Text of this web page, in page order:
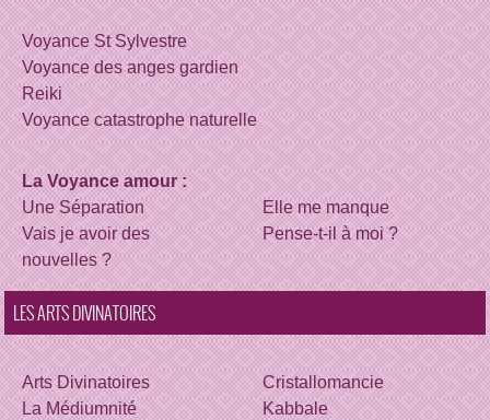
Voyance St Sylvestre
Voyance des anges gardien
Reiki
Voyance catastrophe naturelle
La Voyance amour :
Une Séparation
Vais je avoir des
nouvelles ?
Elle me manque
Pense-t-il à moi ?
LES ARTS DIVINATOIRES
Arts Divinatoires
La Médiumnité
Cristallomancie
Kabbale